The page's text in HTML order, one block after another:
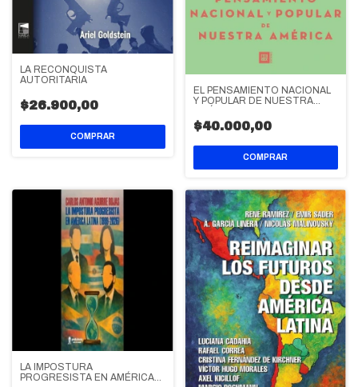
LA RECONQUISTA
AUTORITARIA
$26.900,00
EL PENSAMIENTO NACIONAL
Y POPULAR DE NUESTRA
$40.000,00
LA IMPOSTURA
PROGRESISTA EN AMÉRICA